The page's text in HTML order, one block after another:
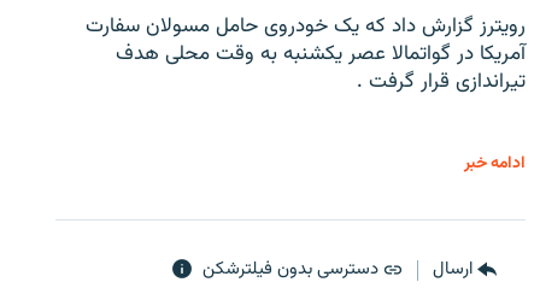
رویترز گزارش داد که یک خودروی حامل مسولان سفارت
آمریکا در گواتمالا عصر یکشنبه به وقت محلی هدف
تیراندازی قرار گرفت .
ادامه خبر
ارسال دسترسی بدون فیلترشکن